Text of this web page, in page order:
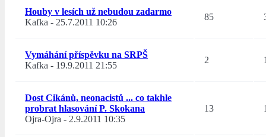
Houby v lesích už nebudou zadarmo
Kafka - 25.7.2011 10:26
85
Vymáhání příspěvku na SRPŠ
Kafka - 19.9.2011 21:55
2
Dost Cikánů, neonacistů ... co takhle
probrat hlasování P. Skokana
Ojra-Ojra - 2.9.2011 10:35
13